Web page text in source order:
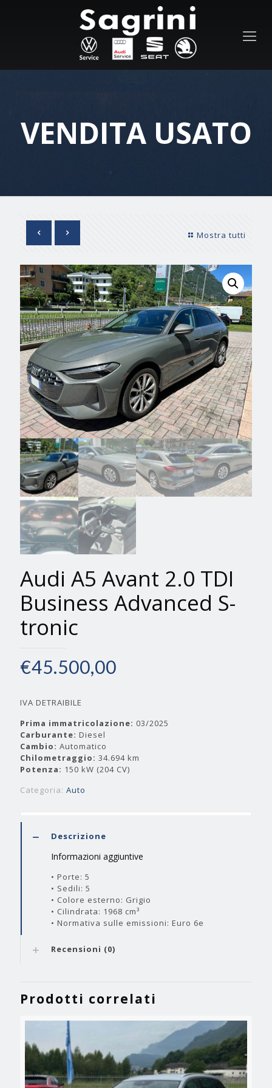
VENDITA USATO
Mostra tutti
Audi A5 Avant 2.0 TDI
Business Advanced S-
tronic
€45.500,00
IVA DETRAIBILE
Prima immatricolazione: 03/2025
Carburante: Diesel
Cambio: Automatico
Chilometraggio: 34.694 km
Potenza: 150 kW (204 CV)
Categoria: Auto
Descrizione
Informazioni aggiuntive
• Porte: 5
• Sedili: 5
• Colore esterno: Grigio
• Cilindrata: 1968 cm³
• Normativa sulle emissioni: Euro 6e
Recensioni (0)
Prodotti correlati